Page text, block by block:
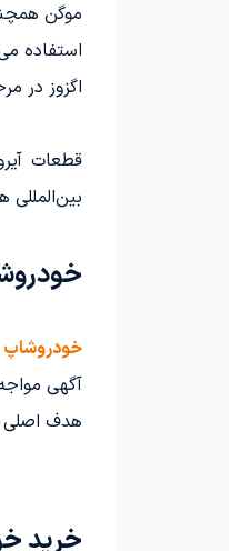
موگن
استفاده
اگزوز در
قطعات
خودروشاپ
آگهی
هدف اصلی
خرید